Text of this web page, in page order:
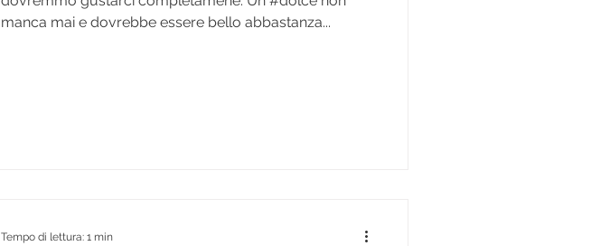
manca mai e dovrebbe essere bello abbastanza...
Tempo di lettura: 1 min